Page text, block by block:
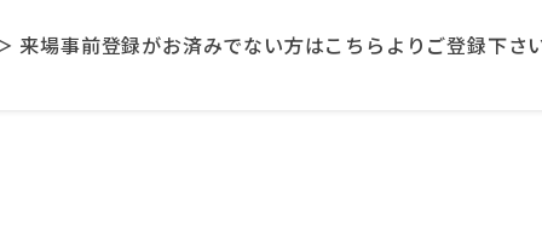
来場事前登録がお済みでない方はこちらよりご登録下さ